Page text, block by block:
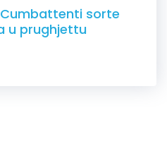
Cumbattenti sorte
u prughjettu